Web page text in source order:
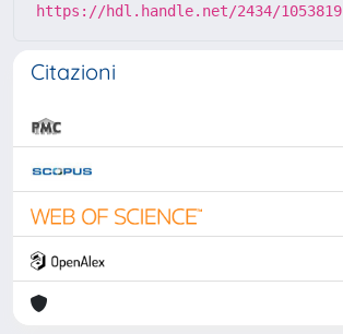
https://hdl.handle.net/2434/1053819
Citazioni